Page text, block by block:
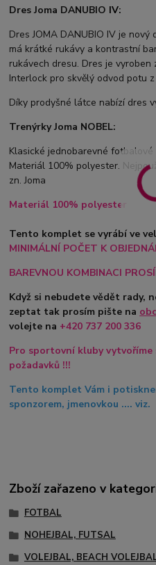
Dres Joma DANUBIO IV:
Dres JOMA DANUBIO IV je
má krátké rukávy a kontrastní
rukávech dresu. Dres je
Interlock pro skvělý odvod potu
Díky prodyšné látce nabízí dres
Trenýrky Joma NOBEL:
Klasické jednobarevné
Materiál 100% polyester.
zn. Joma
Materiál 100% polyester
Tento komplet se vyrábí ve
MINIMÁLNÍ POČET K
BAREVNOU KOMBINACI
Když si nebudete vědět rady,
zeptat tak prosím pište na
volejte na +420 737 200 336
Pro sportovní kluby
požadavků !!!
Tento komplet Vám i
sponzorem, jmenovkou .... viz.
Zboží zařazeno v
FOTBAL
NOHEJBAL, FUTSAL
VOLEJBAL, BEACH